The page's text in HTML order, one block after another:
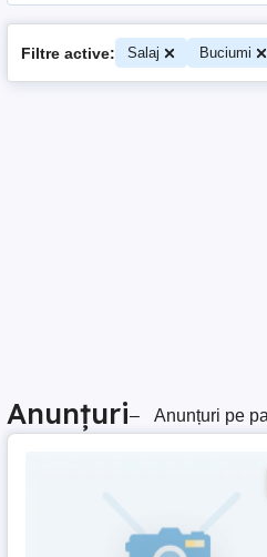
Filtre active: Salaj Buciumi
Anunțuri– Anunțuri pe